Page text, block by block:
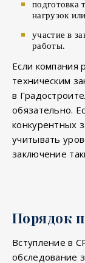
подготовка
нагрузок
участие в
работы.
Если компания
техническим
в
обязательно.
конкурентных
учитывать
заключение
Порядок
Вступление в
обследование